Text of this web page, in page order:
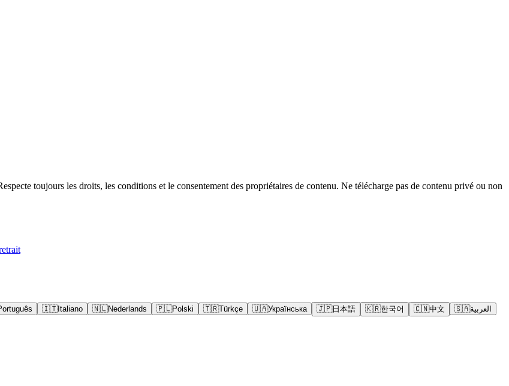
toujours les droits, les conditions et le consentement des propriétaires de contenu. Ne télécharge pas de contenu privé ou non
🇮🇹Italiano 🇳🇱Nederlands 🇵🇱Polski 🇹🇷Türkçe 🇺🇦Українська 🇯🇵日本語 🇰🇷한국어 🇨🇳中文 🇸🇦العربية